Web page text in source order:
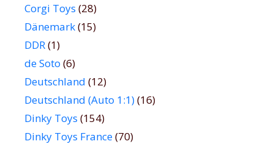
Corgi Toys (28)
Dänemark(15)
DDR(1)
de Soto (6)
Deutschland (12)
Deutschland (Auto 1:1)(16)
Dinky Toys (154)
Dinky Toys France(70)